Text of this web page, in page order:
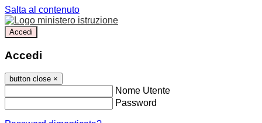
Salta al contenuto
Accedi
Accedi
button close ×
Nome Utente
Password